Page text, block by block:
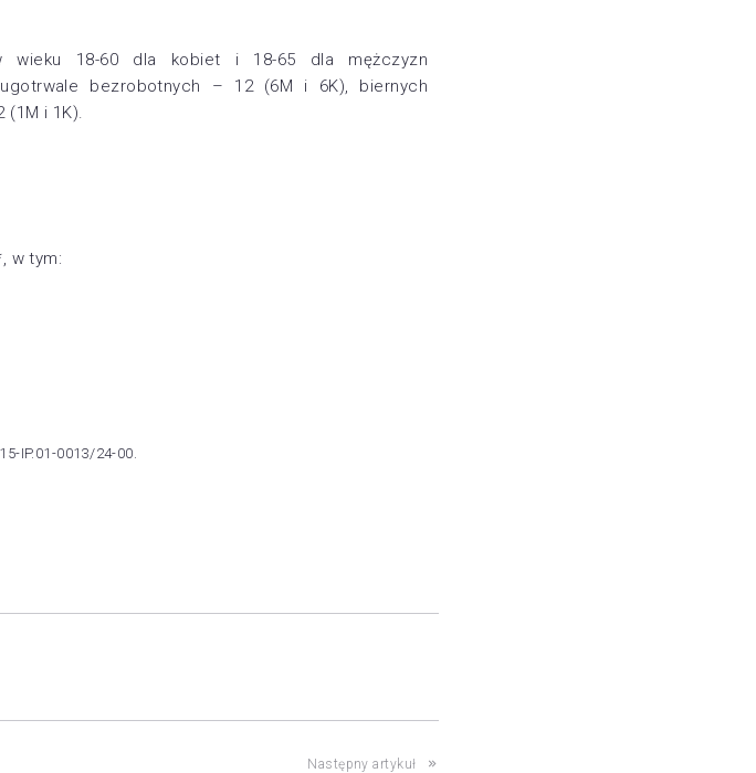
wieku 18-60 dla kobiet i 18-65 dla mężczyzn
bezrobotnych – 12 (6M i 6K), biernych
(1M i 1K).
w tym:
IP.01-0013/24-00.
Następny artykuł